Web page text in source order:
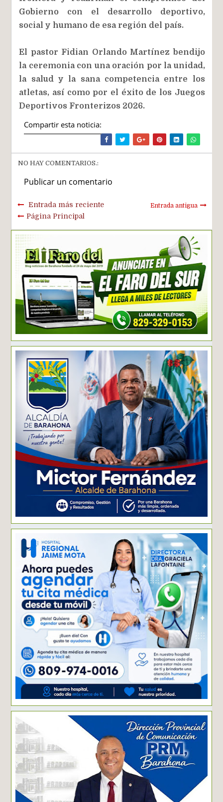
Gobierno con el desarrollo deportivo,
social y humano de esa región del país.
El pastor Fidian Orlando Martínez bendijo
la ceremonia con una oración por la unidad,
la salud y la sana competencia entre los
atletas, así como por el éxito de los Juegos
Deportivos Fronterizos 2026.
Compartir esta noticia:
NO HAY COMENTARIOS.:
Publicar un comentario
Entrada más reciente Entrada antigua
Página Principal